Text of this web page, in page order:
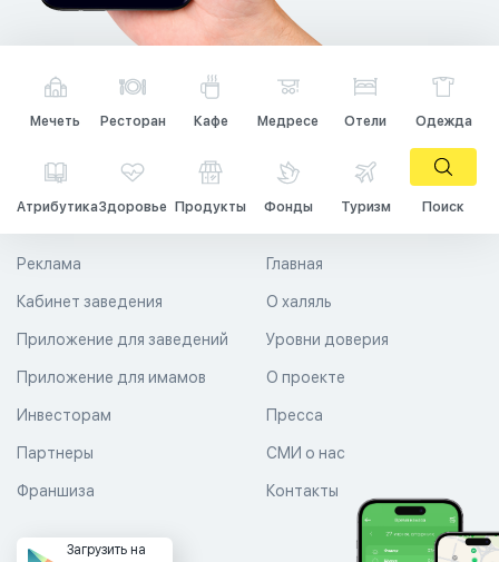
Мечеть Ресторан Кафе Медресе Отели Одежда
АтрибутикаЗдоровье Продукты Фонды Туризм Поиск
Главная
О халяль
Уровни доверия
Реклама
Кабинет заведения
Приложение для заведений
Приложение для имамов О проекте
Пресса
СМИ о нас
Контакты
Инвесторам
Партнеры
Франшиза
Загрузить на